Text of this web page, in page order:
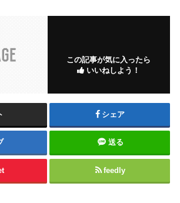
この記事が気に入ったら
いいねしよう！
シェア
送る
feedly